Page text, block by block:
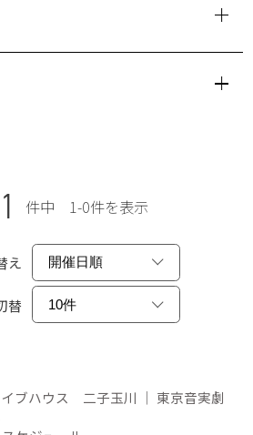
1 件中 1-0件を表示
え
替
ブハウス 二子玉川 ｜ 東京音実劇